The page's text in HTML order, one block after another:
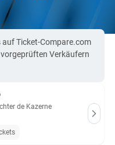
auf Ticket-Compare.com
Verkäufern
de Kazerne